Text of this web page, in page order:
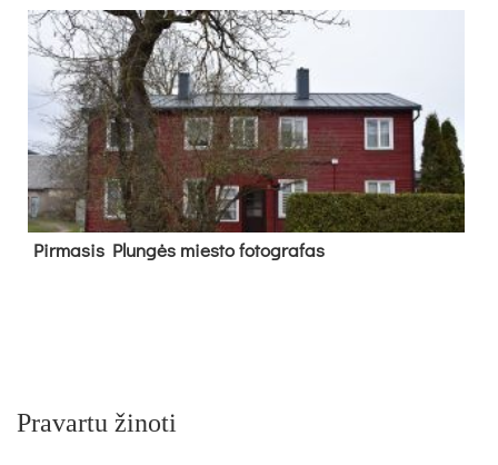
Pir­ma­sis Plun­gės mies­to fo­tog­ra­fas
Pravartu žinoti